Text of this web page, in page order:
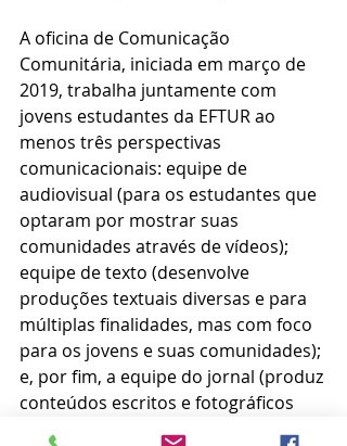
A oficina de Comunicação
Comunitária, iniciada em março de
2019, trabalha juntamente com
jovens estudantes da EFTUR ao
menos três perspectivas
comunicacionais: equipe de
audiovisual (para os estudantes que
optaram por mostrar suas
comunidades através de vídeos);
equipe de texto (desenvolve
produções textuais diversas e para
múltiplas finalidades, mas com foco
para os jovens e suas comunidades);
e, por fim, a equipe do jornal (produz
conteúdos escritos e fotográficos
que provoquem reflexões sobre as